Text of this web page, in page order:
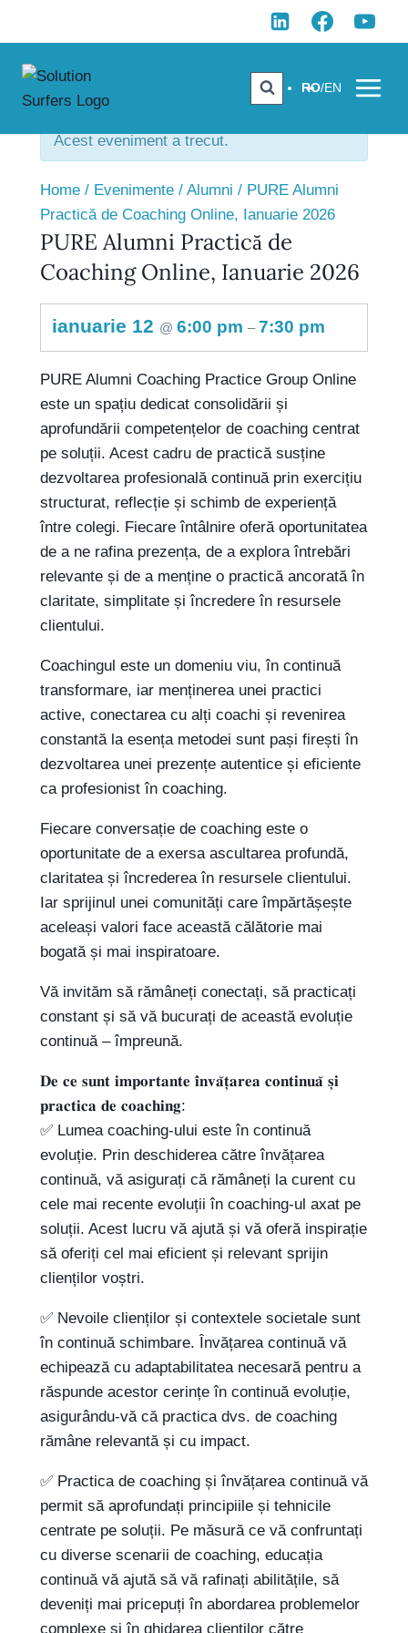
content
RO/EN
Acest eveniment a trecut.
Home / Evenimente / Alumni / PURE Alumni
Practică de Coaching Online, Ianuarie 2026
PURE Alumni Practică de
Coaching Online, Ianuarie 2026
ianuarie 12 @ 6:00 pm –7:30 pm
PURE Alumni Coaching Practice Group Online
este un spațiu dedicat consolidării și
aprofundării competențelor de coaching centrat
pe soluții. Acest cadru de practică susține
dezvoltarea profesională continuă prin exercițiu
structurat, reflecție și schimb de experiență
între colegi. Fiecare întâlnire oferă oportunitatea
de a ne rafina prezența, de a explora întrebări
relevante și de a menține o practică ancorată în
claritate, simplitate și încredere în resursele
clientului.
Coachingul este un domeniu viu, în continuă
transformare, iar menținerea unei practici
active, conectarea cu alți coachi și revenirea
constantă la esența metodei sunt pași firești în
dezvoltarea unei prezențe autentice și eficiente
ca profesionist în coaching.
Fiecare conversație de coaching este o
oportunitate de a exersa ascultarea profundă,
claritatea și încrederea în resursele clientului.
Iar sprijinul unei comunități care împărtășește
aceleași valori face această călătorie mai
bogată și mai inspiratoare.
Vă invităm să rămâneți conectați, să practicați
constant și să vă bucurați de această evoluție
continuă – împreună.
𝐃𝐞 𝐜𝐞 𝐬𝐮𝐧𝐭 𝐢𝐦𝐩𝐨𝐫𝐭𝐚𝐧𝐭𝐞 𝐢̂𝐧𝐯𝐚̆𝐭̦𝐚𝐫𝐞𝐚 𝐜𝐨𝐧𝐭𝐢𝐧𝐮𝐚̆ 𝐬̦𝐢
𝐩𝐫𝐚𝐜𝐭𝐢𝐜𝐚 𝐝𝐞 𝐜𝐨𝐚𝐜𝐡𝐢𝐧𝐠:
✅ Lumea coaching-ului este în continuă
evoluție. Prin deschiderea către învățarea
continuă, vă asigurați că rămâneți la curent cu
cele mai recente evoluții în coaching-ul axat pe
soluții. Acest lucru vă ajută și vă oferă inspirație
să oferiți cel mai eficient și relevant sprijin
clienților voștri.
✅ Nevoile clienților și contextele societale sunt
în continuă schimbare. Învățarea continuă vă
echipează cu adaptabilitatea necesară pentru a
răspunde acestor cerințe în continuă evoluție,
asigurându-vă că practica dvs. de coaching
rămâne relevantă și cu impact.
✅ Practica de coaching și învățarea continuă vă
permit să aprofundați principiile și tehnicile
centrate pe soluții. Pe măsură ce vă confruntați
cu diverse scenarii de coaching, educația
continuă vă ajută să vă rafinați abilitățile, să
deveniți mai pricepuți în abordarea problemelor
complexe și în ghidarea clienților către